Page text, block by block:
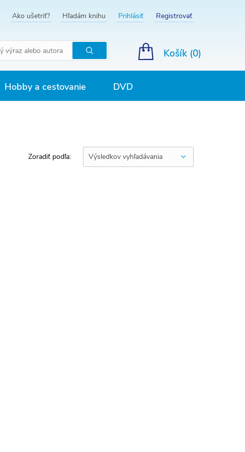
Ako ušetriť? Hľadám knihu Prihlásiť Registrovať
Hľadať
Košík (0)
Hobby a cestovanie DVD
Zoradiť podľa: Výsledkov vyhľadávania